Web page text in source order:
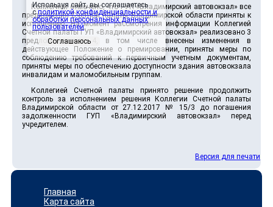
Коллегией отмечено, что ГУП «Владимирский автовокзал» все
предложения Счетной палаты Владимирской области приняты к
исполнению. На момент рассмотрения информации Коллегией
Счетной палаты ГУП «Владимирский автовокзал» реализовано 3
предложения из 4, в том числе внесены изменения в
действующее Положение о премировании, приняты меры по
соблюдению требований к первичным учетным документам,
приняты меры по обеспечению доступности здания автовокзала
инвалидам и маломобильным группам.
Коллегией Счетной палаты принято решение продолжить
контроль за исполнением решения Коллегии Счетной палаты
Владимирской области от 27.12.2017 № 15/3 до погашения
задолженности ГУП «Владимирский автовокзал» перед
учредителем.
Версия для печати
Главная
Карта сайта
Используя сайт, вы соглашаетесь
сполитикой конфиденциальности и
обработки персональных данных
пользователей.
Соглашаюсь